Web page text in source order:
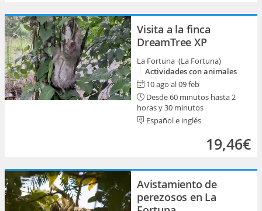
Visita a la finca
DreamTree XP
La Fortuna (La Fortuna)
Actividades con animales
10 ago al 09 feb
Desde 60 minutos hasta 2
horas y 30 minutos
Español e inglés
19,46€
Avistamiento de
perezosos en La